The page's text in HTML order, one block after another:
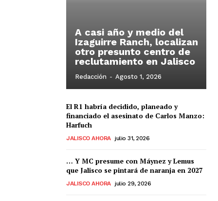
A casi año y medio del
Izaguirre Ranch, localizan
otro presunto centro de
reclutamiento en Jalisco
Redacción - Agosto 1, 2026
El R1 habría decidido, planeado y
financiado el asesinato de Carlos Manzo:
Harfuch
JALISCO AHORA julio 31, 2026
… Y MC presume con Máynez y Lemus
que Jalisco se pintará de naranja en 2027
JALISCO AHORA julio 29, 2026